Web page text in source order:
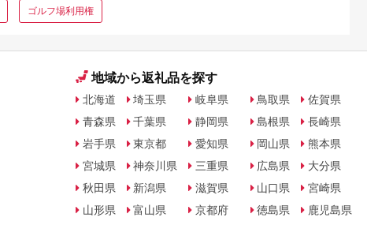
ゴルフ場利用権
地域から返礼品を探す
北海道
青森県
岩手県
宮城県
秋田県
山形県
埼玉県
千葉県
東京都
神奈川県
新潟県
富山県
岐阜県
静岡県
愛知県
三重県
滋賀県
京都府
鳥取県
島根県
岡山県
広島県
山口県
徳島県
佐賀県
長崎県
熊本県
大分県
宮崎県
鹿児島県